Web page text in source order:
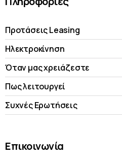
Προτάσεις Leasing
Ηλεκτροκίνηση
Όταν μας χρειάζεστε
Πως λειτουργεί
Συχνές Ερωτήσεις
Επικοινωνία